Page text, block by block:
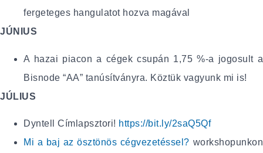
fergeteges hangulatot hozva magával
JÚNIUS
A hazai piacon a cégek csupán 1,75 %-a jogosult a
Bisnode “AA” tanúsítványra. Köztük vagyunk mi is!
JÚLIUS
Dyntell Címlapsztori! https://bit.ly/2saQ5Qf
Mi a baj az ösztönös cégvezetéssel? workshopunkon